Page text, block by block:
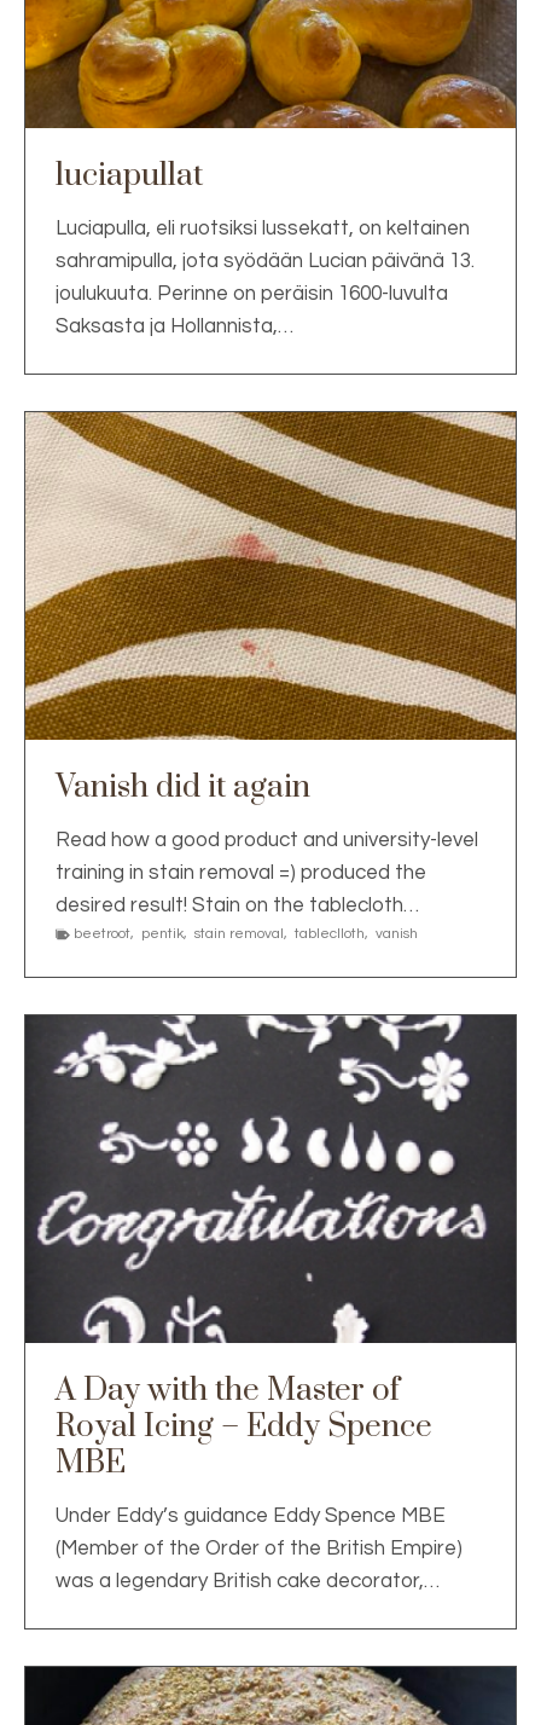
luciapullat
Luciapulla, eli ruotsiksi lussekatt, on keltainen
sahramipulla, jota syödään Lucian päivänä 13.
joulukuuta. Perinne on peräisin 1600-luvulta
Saksasta ja Hollannista,…
Vanish did it again
Read how a good product and university-level
training in stain removal =) produced the
desired result! Stain on the tablecloth…
beetroot, pentik, stain removal , tableclloth, vanish
A Day with the Master of
Royal Icing – Eddy Spence
MBE
Under Eddy’s guidance Eddy Spence MBE
(Member of the Order of the British Empire)
was a legendary British cake decorator,…